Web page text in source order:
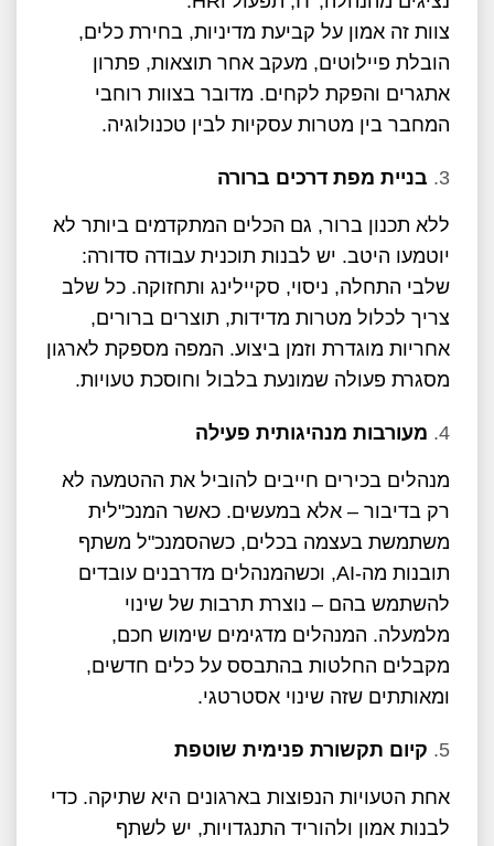
צוות זה אמון על קביעת מדיניות, בחירת כלים,
הובלת פיילוטים, מעקב אחר תוצאות, פתרון
אתגרים והפקת לקחים. מדובר בצוות רוחבי
המחבר בין מטרות עסקיות לבין טכנולוגיה.
בניית מפת דרכים ברורה
ללא תכנון ברור, גם הכלים המתקדמים ביותר לא
יוטמעו היטב. יש לבנות תוכנית עבודה סדורה:
שלבי התחלה, ניסוי, סקיילינג ותחזוקה. כל שלב
צריך לכלול מטרות מדידות, תוצרים ברורים,
אחריות מוגדרת וזמן ביצוע. המפה מספקת לארגון
מסגרת פעולה שמונעת בלבול וחוסכת טעויות.
מעורבות מנהיגותית פעילה
מנהלים בכירים חייבים להוביל את ההטמעה לא
רק בדיבור – אלא במעשים. כאשר המנכ"לית
משתמשת בעצמה בכלים, כשהסמנכ"ל משתף
תובנות מה-AI, וכשהמנהלים מדרבנים עובדים
להשתמש בהם – נוצרת תרבות של שינוי
מלמעלה. המנהלים מדגימים שימוש חכם,
מקבלים החלטות בהתבסס על כלים חדשים,
ומאותתים שזה שינוי אסטרטגי.
קיום תקשורת פנימית שוטפת
אחת הטעויות הנפוצות בארגונים היא שתיקה. כדי
לבנות אמון ולהוריד התנגדויות, יש לשתף